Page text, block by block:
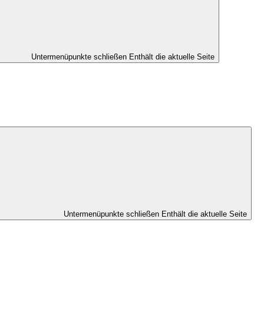
Untermenüpunkte schließen Enthält die aktuelle Seite
Untermenüpunkte schließen Enthält die aktuelle Seite